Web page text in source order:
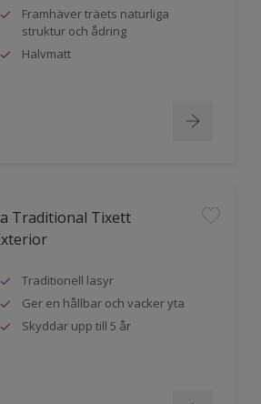
Framhäver träets naturliga
struktur och ådring
Halvmatt
Traditional Tixett
Traditionell lasyr
Ger en hållbar och vacker yta
Skyddar upp till 5 år